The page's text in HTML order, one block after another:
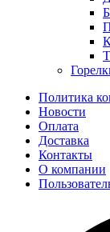
Политика
Новости
Оплата
Доставка
Контакты
О компании